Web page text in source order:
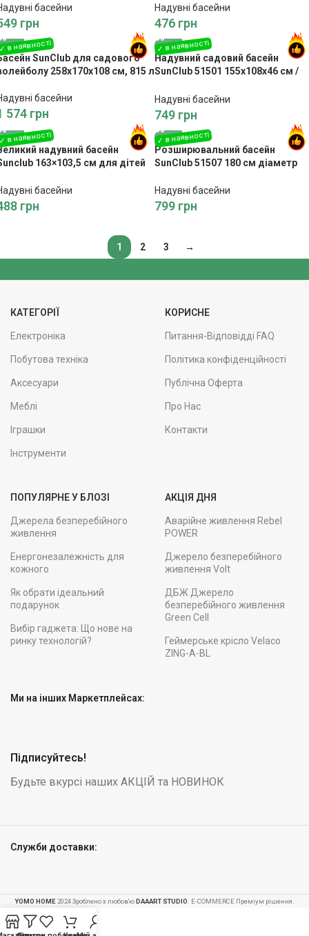
басейни
грн
безпеки
Надувні басейни
476 грн
SunClub для садового
258x170x108 см, 815 л
басейни
574 грн
Надувний садовий басейн
SunClub 51501 155x108x46 см /
Надувні басейни
749 грн
надувний басейн
163×103,5 см для дітей
басейни
грн
Розширювальний басейн
SunClub 51507 180 см діаметр
Надувні басейни
799 грн
1 2 3 →
КАТЕГОРІЇ
Електроніка
Побутова техніка
Аксесуари
Меблі
Іграшки
Інструменти
КОРИСНЕ
Питання-Відповідді FAQ
Політика конфіденційності
Публічна Оферта
Про Нас
Контакти
ПОПУЛЯРНЕ У БЛОЗІ
Джерела безперебійного
живлення
Енергонезалежність для
кожного
Як обрати ідеальний
подарунок
Вибір гаджета: Що нове на
ринку технологій?
АКЦІЯ ДНЯ
Аварійне живлення Rebel
POWER
Джерело безперебійного
живлення Volt
ДБЖ Джерело
безперебійного живлення
Green Cell
Геймерське крісло Velaco
ZING-A-BL
Ми на інших Маркетплейсах:
Підписуйтесь!
Будьте вкурсі наших АКЦІЙ та НОВИНОК
Служби доставки:
YOMO HOME 2024 Зроблено з любов'юDAAART STUDIO . E-COMMERCE Преміум рішення.